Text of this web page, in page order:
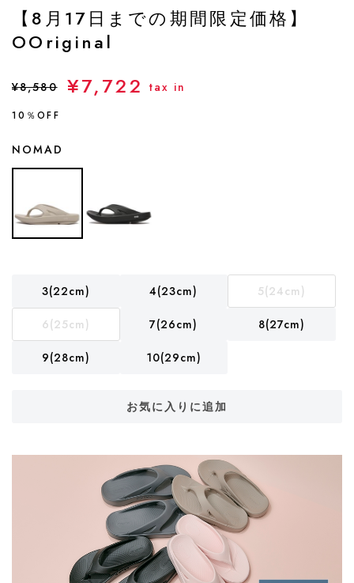
【8月17日までの期間限定価格】
OOriginal
¥8,580 ¥7,722 tax in
10％OFF
NOMAD
3(22cm) 4(23cm) 5(24cm)
6(25cm) 7(26cm) 8(27cm)
9(28cm) 10(29cm)
お気に入りに追加